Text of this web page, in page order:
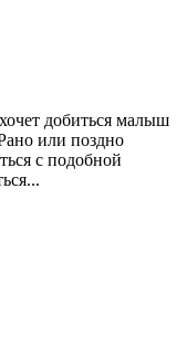
добиться малыш
или поздно
с подобной
...